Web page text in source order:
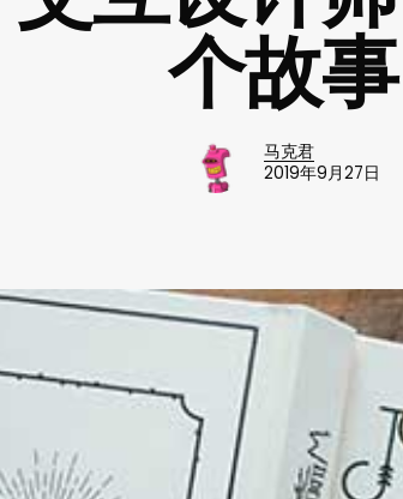
个故事
马克君
2019年9月27日